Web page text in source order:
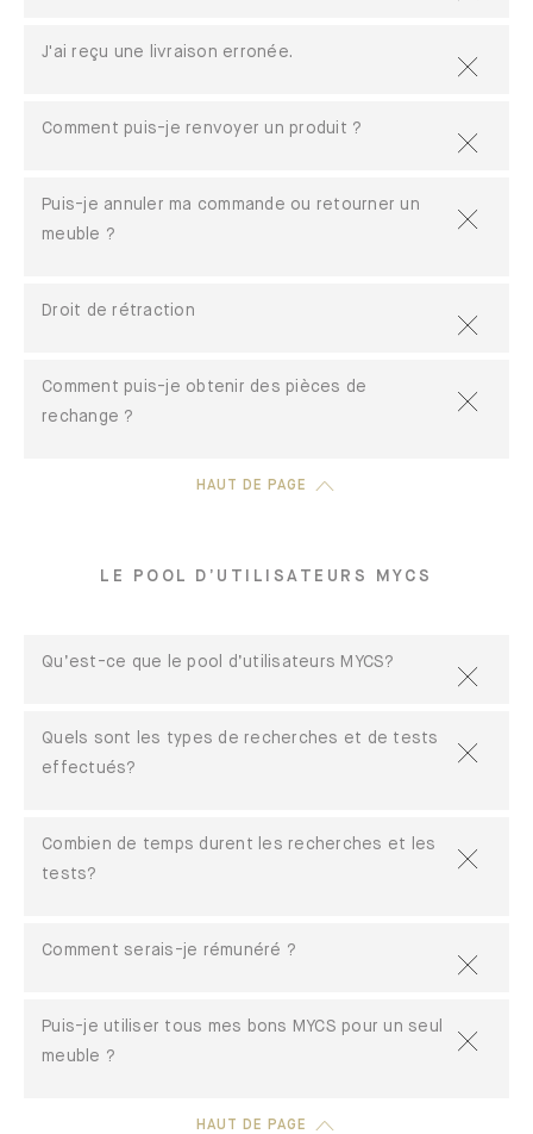
J'ai reçu une livraison erronée.
Comment puis-je renvoyer un produit ?
Puis-je annuler ma commande ou retourner un
meuble ?
Droit de rétraction
Comment puis-je obtenir des pièces de
rechange ?
HAUT DE PAGE
LE POOL D’UTILISATEURS MYCS
Qu’est-ce que le pool d’utilisateurs MYCS?
Quels sont les types de recherches et de tests
effectués?
Combien de temps durent les recherches et les
tests?
Comment serais-je rémunéré ?
Puis-je utiliser tous mes bons MYCS pour un seul
meuble ?
HAUT DE PAGE